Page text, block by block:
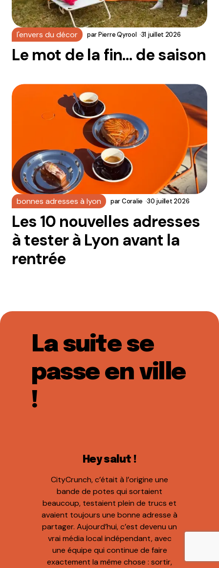
l'envers du décor parPierre Qyrool 31 juillet 2026
Le mot de la fin… de saison
bonnes adresses à lyon parCoralie 30 juillet 2026
Les 10 nouvelles adresses
à tester à Lyon avant la
rentrée
La suite se
passe en ville
!
Hey salut !
CityCrunch, c’était à l’origine une
bande de potes qui sortaient
beaucoup, testaient plein de trucs et
avaient toujours une bonne adresse à
partager. Aujourd’hui, c’est devenu un
vrai média local indépendant, avec
une équipe qui continue de faire
exactement la même chose : sortir,